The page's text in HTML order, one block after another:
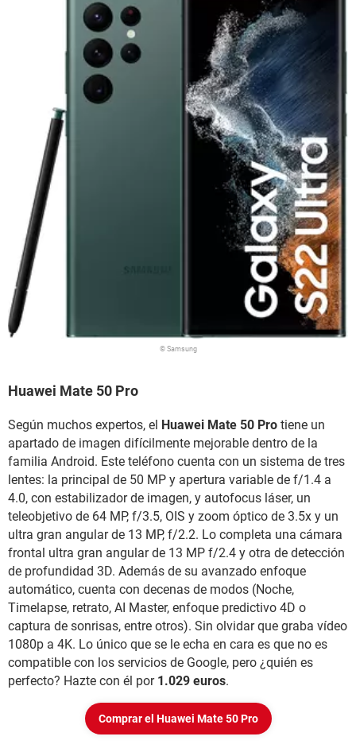
© Samsung
Huawei Mate 50 Pro
Según muchos expertos, el Huawei Mate 50 Pro tiene un
apartado de imagen difícilmente mejorable dentro de la
familia Android. Este teléfono cuenta con un sistema de tres
lentes: la principal de 50 MP y apertura variable de f/1.4 a
4.0, con estabilizador de imagen, y autofocus láser, un
teleobjetivo de 64 MP, f/3.5, OIS y zoom óptico de 3.5x y un
ultra gran angular de 13 MP, f/2.2. Lo completa una cámara
frontal ultra gran angular de 13 MP f/2.4 y otra de detección
de profundidad 3D. Además de su avanzado enfoque
automático, cuenta con decenas de modos (Noche,
Timelapse, retrato, AI Master, enfoque predictivo 4D o
captura de sonrisas, entre otros). Sin olvidar que graba vídeo
1080p a 4K. Lo único que se le echa en cara es que no es
compatible con los servicios de Google, pero ¿quién es
perfecto? Hazte con él por 1.029 euros.
Comprar el Huawei Mate 50 Pro